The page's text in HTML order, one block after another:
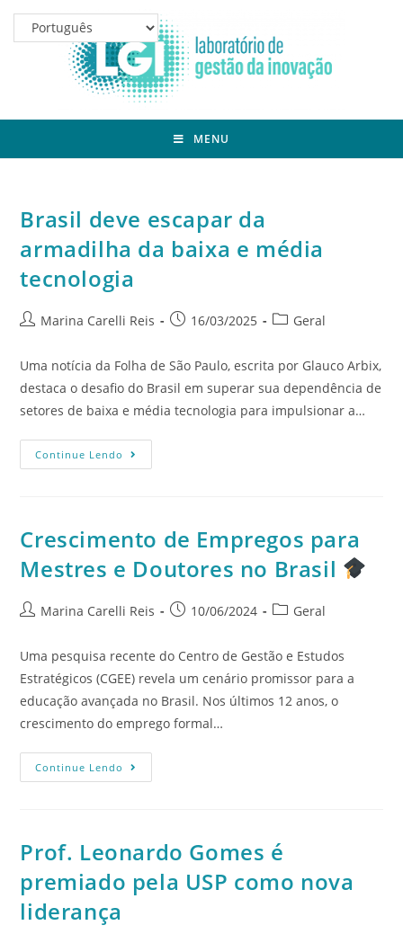
MENU
Brasil deve escapar da
armadilha da baixa e média
tecnologia
Marina Carelli Reis 16/03/2025 Geral
Uma notícia da Folha de São Paulo, escrita por Glauco Arbix,
destaca o desafio do Brasil em superar sua dependência de
setores de baixa e média tecnologia para impulsionar a…
Continue Lendo
Crescimento de Empregos para
Mestres e Doutores no Brasil
Marina Carelli Reis 10/06/2024 Geral
Uma pesquisa recente do Centro de Gestão e Estudos
Estratégicos (CGEE) revela um cenário promissor para a
educação avançada no Brasil. Nos últimos 12 anos, o
crescimento do emprego formal…
Continue Lendo
Prof. Leonardo Gomes é
premiado pela USP como nova
liderança